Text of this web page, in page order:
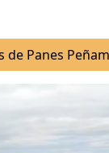
de Panes